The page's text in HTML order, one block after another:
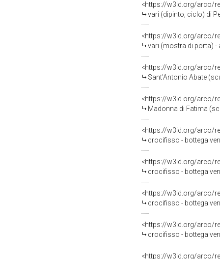
<https://w3id.org/arco/
vari (dipinto, ciclo) di
<https://w3id.org/arco/
vari (mostra di porta) -
<https://w3id.org/arco/
Sant'Antonio Abate
<https://w3id.org/arco/
Madonna di Fatima
<https://w3id.org/arco/
crocifisso - bottega
<https://w3id.org/arco/
crocifisso - bottega
<https://w3id.org/arco/
crocifisso - bottega
<https://w3id.org/arco/
crocifisso - bottega
<https://w3id.org/arco/